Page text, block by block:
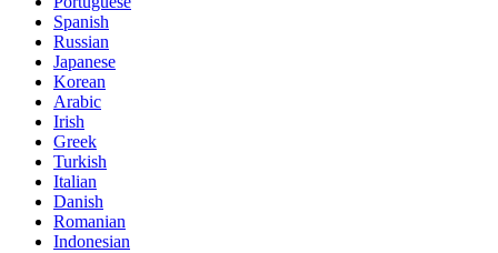
Spanish
Russian
Japanese
Korean
Arabic
Irish
Greek
Turkish
Italian
Danish
Romanian
Indonesian